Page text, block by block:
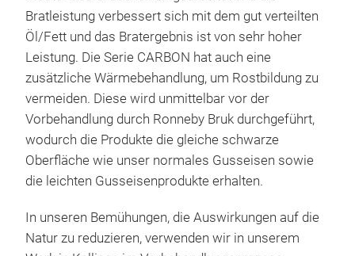
Bratleistung verbessert sich mit dem gut verteilten
Öl/Fett und das Bratergebnis ist von sehr hoher
Leistung. Die Serie CARBON hat auch eine
zusätzliche Wärmebehandlung, um Rostbildung zu
vermeiden. Diese wird unmittelbar vor der
Vorbehandlung durch Ronneby Bruk durchgeführt,
wodurch die Produkte die gleiche schwarze
Oberfläche wie unser normales Gusseisen sowie
die leichten Gusseisenprodukte erhalten.
In unseren Bemühungen, die Auswirkungen auf die
Natur zu reduzieren, verwenden wir in unserem